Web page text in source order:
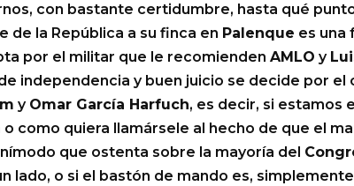
con bastante certidumbre, hasta qué
de la República a su finca en Palenque es una
por el militar que le recomienden AMLO y
independencia y buen juicio se decide por el
y Omar García Harfuch, es decir, si estamos
o como quiera llamársele al hecho de que el
que ostenta sobre la mayoría del
lado, o si el bastón de mando es,